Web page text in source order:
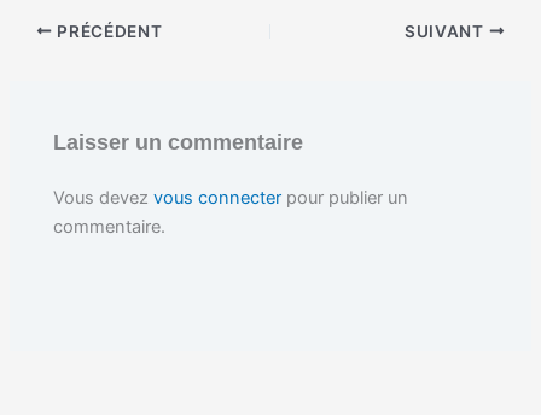
…
PRÉCÉDENT SUIVANT
Laisser un commentaire
Vous devezvous connecter pour publier un
commentaire.